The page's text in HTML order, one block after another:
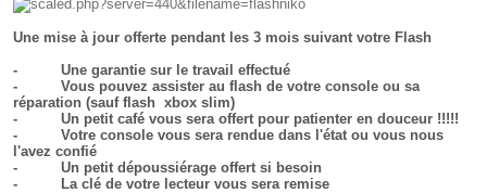
Une mise à jour offerte pendant les 3 mois suivant votre Flash
- Une garantie sur le travail effectué
- Vous pouvez assister au flash de votre console ou sa
réparation (sauf flash xbox slim)
- Un petit café vous sera offert pour patienter en douceur !!!!!
- Votre console vous sera rendue dans l'état ou vous nous
l'avez confié
- Un petit dépoussiérage offert si besoin
- La clé de votre lecteur vous sera remise